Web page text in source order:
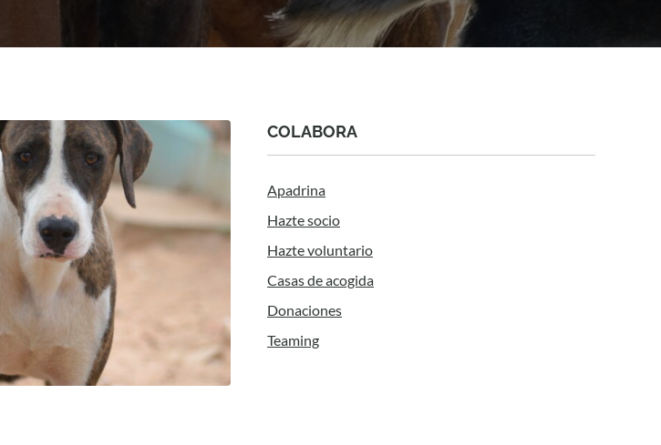
COLABORA
Apadrina
Hazte socio
Hazte voluntario
Casas de acogida
Donaciones
Teaming